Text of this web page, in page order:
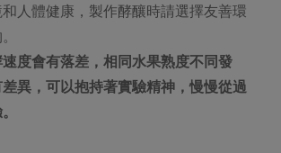
人體健康，製作酵釀時請選擇友善環
度會有落差，相同水果熟度不同發
異，可以抱持著實驗精神，慢慢從過